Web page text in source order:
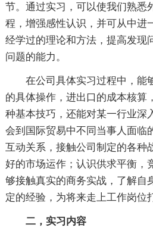
节。通过实习，可以使我们熟悉
程，增强感性认识，并可从中进
经学过的理论和方法，提高发现
问题的能力。
在公司具体实习过程中，能
的具体操作，进出口的成本核算
种基本技巧，还能对某一行业深
会到国际贸易中不同当事人面临
互动关系，接触公司制定的各种
好的市场运作；认识供求平衡，
够接触真实的商务实战，了解自
定的经验，为将来走上工作岗位
二，实习内容